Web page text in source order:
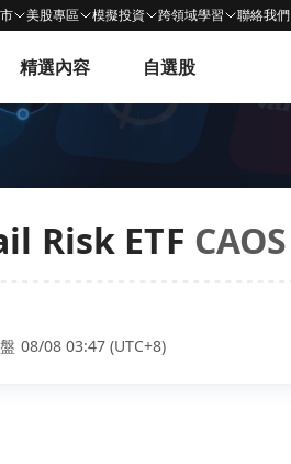
美股專區 模擬投資 跨領域學習 聯絡我們
精選內容 自選股
Risk ETF CAOS
08/08 03:47 (UTC+8)